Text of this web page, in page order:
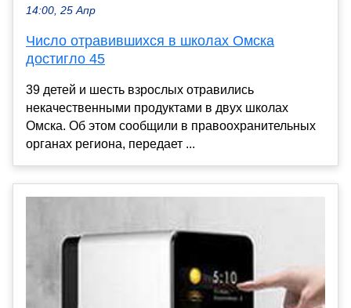
14:00, 25 Апр
Число отравившихся в школах Омска
достигло 45
39 детей и шесть взрослых отравились
некачественными продуктами в двух школах
Омска. Об этом сообщили в правоохранительных
органах региона, передает ...